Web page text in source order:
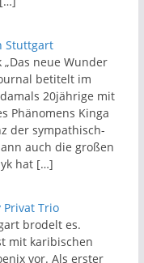
Stuttgart
neue Wunder
betitelt im
20jährige mit
Phänomens Kinga
der sympathisch-
auch die großen
hat […]
Privat Trio
brodelt es.
mit karibischen
vor. Als erster